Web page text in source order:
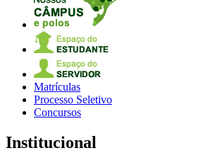
Matrículas
Processo Seletivo
Concursos
Institucional